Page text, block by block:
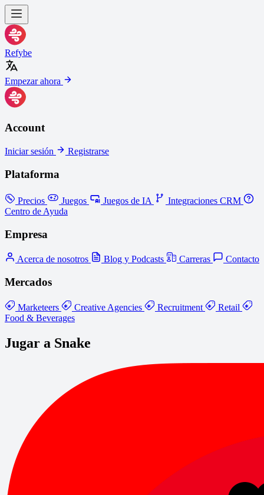
Refybe
Empezar ahora
Account
Iniciar sesión Registrarse
Plataforma
Precios Juegos Juegos de IA
Integraciones CRM
Centro de Ayuda
Empresa
Acerca de nosotros Blog y Podcasts Carreras Contacto
Mercados
Marketeers Creative Agencies Recruitment
Retail
Food & Beverages
Jugar a Snake